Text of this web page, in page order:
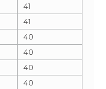
41
41
40
40
40
40